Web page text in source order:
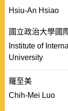
Hsiu-An Hsiao
國立政治大學國
Institute of
University
羅至美
Chih-Mei Luo